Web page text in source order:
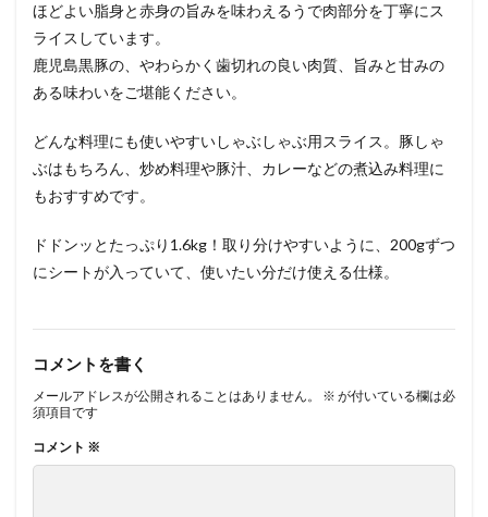
ほどよい脂身と赤身の旨みを味わえるうで肉部分を丁寧にス
ライスしています。
鹿児島黒豚の、やわらかく歯切れの良い肉質、旨みと甘みの
ある味わいをご堪能ください。
どんな料理にも使いやすいしゃぶしゃぶ用スライス。豚しゃ
ぶはもちろん、炒め料理や豚汁、カレーなどの煮込み料理に
もおすすめです。
ドドンッとたっぷり1.6kg！取り分けやすいように、200gずつ
にシートが入っていて、使いたい分だけ使える仕様。
コメントを書く
メールアドレスが公開されることはありません。 ※ が付いている欄は必
須項目です
コメント ※